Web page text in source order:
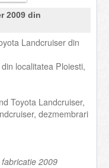
2009 din
Landcruiser din
localitatea Ploiesti,
Toyota Landcruiser,
dezmembrari
2009